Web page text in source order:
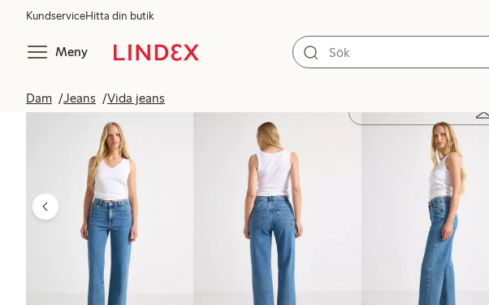
KundserviceHitta din butik
Meny
Dam Jeans Vida jeans